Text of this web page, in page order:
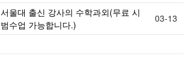
서울대 출신 강사의 수학과외(무료 시
범수업 가능합니다.)
03-13